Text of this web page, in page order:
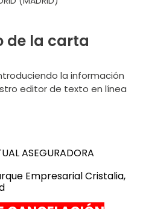
de la carta
la información
editor de texto en línea
ASEGURADORA
Empresarial Cristalia,